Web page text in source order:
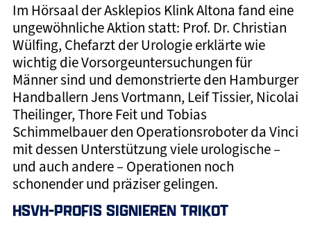
Im Hörsaal der Asklepios Klink Altona fand eine
ungewöhnliche Aktion statt: Prof. Dr. Christian
Wülfing, Chefarzt der Urologie erklärte wie
wichtig die Vorsorgeuntersuchungen für
Männer sind und demonstrierte den Hamburger
Handballern Jens Vortmann, Leif Tissier, Nicolai
Theilinger, Thore Feit und Tobias
Schimmelbauer den Operationsroboter da Vinci
mit dessen Unterstützung viele urologische –
und auch andere – Operationen noch
schonender und präziser gelingen.
HSVH-PROFIS SIGNIEREN TRIKOT